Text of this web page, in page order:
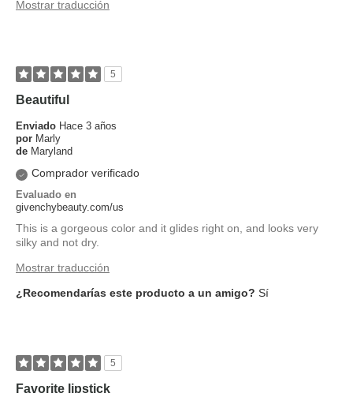
Mostrar traducción
5
Beautiful
Enviado Hace 3 años
por Marly
de Maryland
Comprador verificado
Evaluado en
givenchybeauty.com/us
This is a gorgeous color and it glides right on, and looks very
silky and not dry.
Mostrar traducción
¿Recomendarías este producto a un amigo? Sí
5
Favorite lipstick